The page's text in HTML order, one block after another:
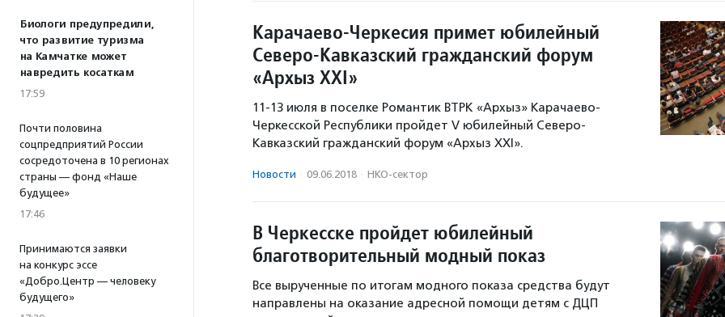
Биологи предупредили,
что развитие туризма
на Камчатке может
навредить косаткам
17:59
Почти половина
соцпредприятий России
сосредоточена в 10 регионах
страны — фонд «Наше
будущее»
17:46
Принимаются заявки
на конкурс эссе
«Добро.Центр — человеку
будущего»
Карачаево-Черкесия примет юбилейный
Северо-Кавказский гражданский форум
«Архыз XXI»
11-13 июля в поселке Романтик ВТРК «Архыз» Карачаево-
Черкесской Республики пройдет V юбилейный Северо-
Кавказский гражданский форум «Архыз XXI».
Новости · 09.06.2018 · НКО-сектор
В Черкесске пройдет юбилейный
благотворительный модный показ
Все вырученные по итогам модного показа средства будут
направлены на оказание адресной помощи детям с ДЦП